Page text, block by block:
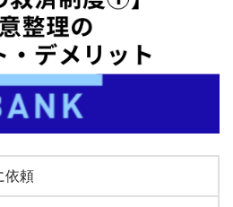
依頼